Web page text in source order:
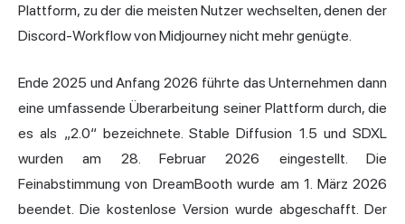
Plattform, zu der die meisten Nutzer wechselten, denen der
Discord-Workflow von Midjourney nicht mehr genügte.
Ende 2025 und Anfang 2026 führte das Unternehmen dann
eine umfassende Überarbeitung seiner Plattform durch, die
es als „2.0“ bezeichnete. Stable Diffusion 1.5 und SDXL
wurden am 28. Februar 2026 eingestellt. Die
Feinabstimmung von DreamBooth wurde am 1. März 2026
beendet. Die kostenlose Version wurde abgeschafft. Der